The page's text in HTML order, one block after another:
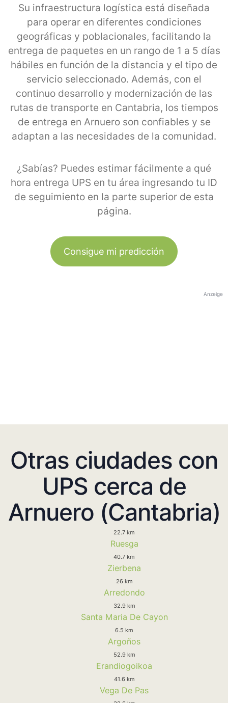
Su infraestructura logística está diseñada
para operar en diferentes condiciones
geográficas y poblacionales, facilitando la
entrega de paquetes en un rango de 1 a 5 días
hábiles en función de la distancia y el tipo de
servicio seleccionado. Además, con el
continuo desarrollo y modernización de las
rutas de transporte en Cantabria, los tiempos
de entrega en Arnuero son confiables y se
adaptan a las necesidades de la comunidad.
¿Sabías? Puedes estimar fácilmente a qué
hora entrega UPS en tu área ingresando tu ID
de seguimiento en la parte superior de esta
página.
Consigue mi predicción
Anzeige
Otras ciudades con
UPS cerca de
Arnuero (Cantabria)
22.7 km
Ruesga
40.7 km
Zierbena
26 km
Arredondo
32.9 km
Santa Maria De Cayon
6.5 km
Argoños
52.9 km
Erandiogoikoa
41.6 km
Vega De Pas